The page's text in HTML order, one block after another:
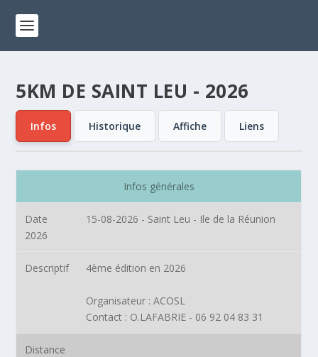
5KM DE SAINT LEU - 2026
Infos Historique Affiche Liens
Infos générales
Date
2026
15-08-2026 - Saint Leu - Ile de la Réunion
Descriptif 4ème édition en 2026
Organisateur : ACOSL
Contact : O.LAFABRIE - 06 92 04 83 31
Distance